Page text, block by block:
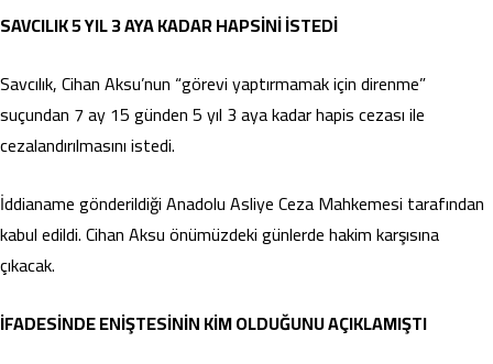
SAVCILIK 5 YIL 3 AYA KADAR HAPSİNİ İSTEDİ
Savcılık, Cihan Aksu’nun “görevi yaptırmamak için direnme”
suçundan 7 ay 15 günden 5 yıl 3 aya kadar hapis cezası ile
cezalandırılmasını istedi.
İddianame gönderildiği Anadolu Asliye Ceza Mahkemesi tarafından
kabul edildi. Cihan Aksu önümüzdeki günlerde hakim karşısına
çıkacak.
İFADESİNDE ENİŞTESİNİN KİM OLDUĞUNU AÇIKLAMIŞTI